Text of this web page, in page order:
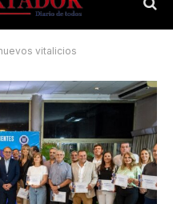
vitalicios